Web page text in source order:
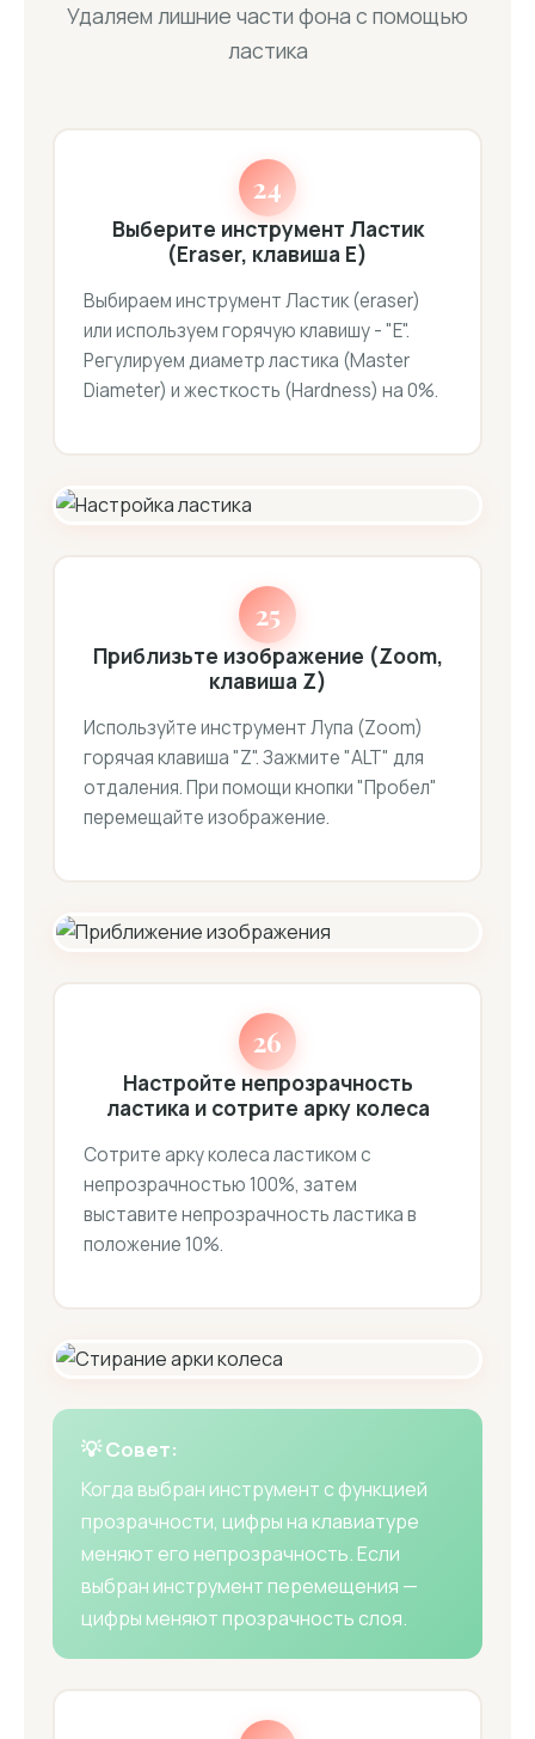
Удаляем лишние части фона с помощью
ластика
24
Выберите инструмент Ластик
(Eraser, клавиша E)
Выбираем инструмент Ластик (eraser)
или используем горячую клавишу - "E".
Регулируем диаметр ластика (Master
Diameter) и жесткость (Hardness) на 0%.
25
Приблизьте изображение (Zoom,
клавиша Z)
Используйте инструмент Лупа (Zoom)
горячая клавиша "Z". Зажмите "ALT" для
отдаления. При помощи кнопки "Пробел"
перемещайте изображение.
26
Настройте непрозрачность
ластика и сотрите арку колеса
Сотрите арку колеса ластиком с
непрозрачностью 100%, затем
выставите непрозрачность ластика в
положение 10%.
💡 Совет:
Когда выбран инструмент с функцией
прозрачности, цифры на клавиатуре
меняют его непрозрачность. Если
выбран инструмент перемещения —
цифры меняют прозрачность слоя.